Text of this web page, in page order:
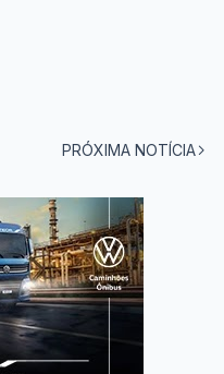
PRÓXIMA NOTÍCIA